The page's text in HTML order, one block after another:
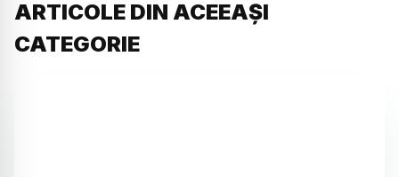
ARTICOLE DIN ACEEAȘI
CATEGORIE